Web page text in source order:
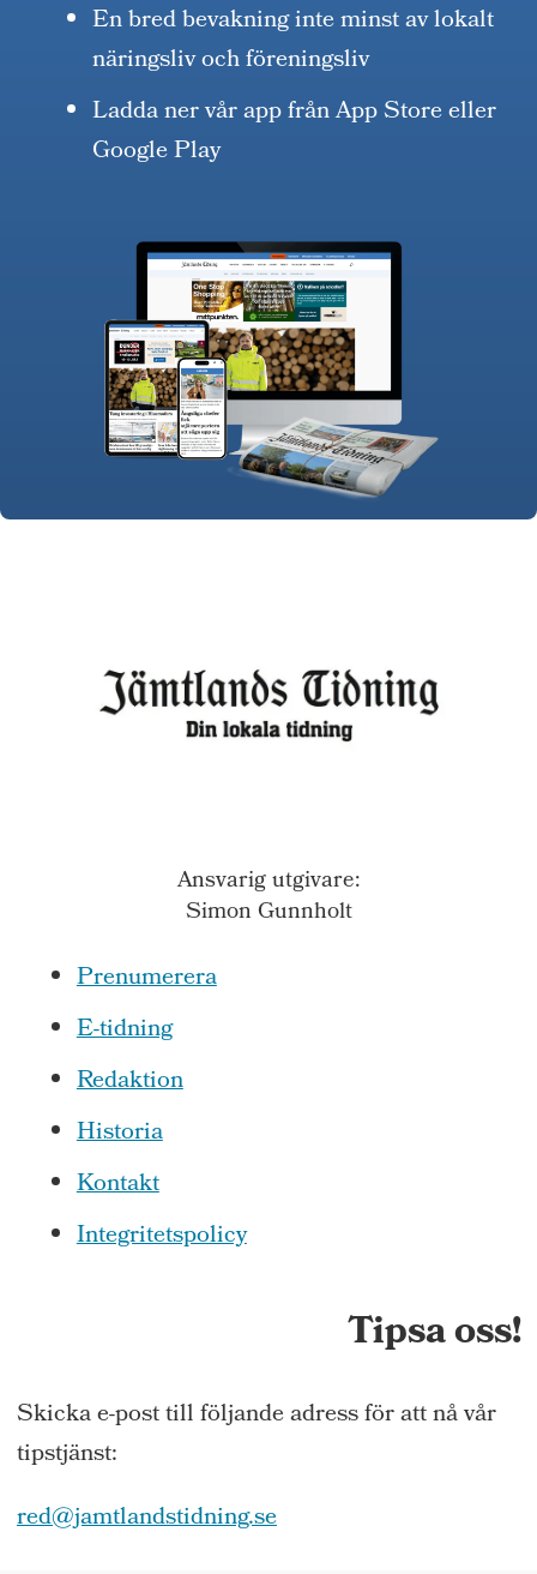
En bred bevakning inte minst av lokalt
näringsliv och föreningsliv
Ladda ner vår app från App Store eller
Google Play
Ansvarig utgivare:
Simon Gunnholt
Prenumerera
E-tidning
Redaktion
Historia
Kontakt
Integritetspolicy
Tipsa oss!
Skicka e-post till följande adress för att nå vår
tipstjänst:
red@jamtlandstidning.se